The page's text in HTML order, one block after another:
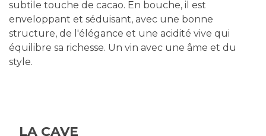
subtile touche de cacao. En bouche, il est
enveloppant et séduisant, avec une bonne
structure, de l'élégance et une acidité vive qui
équilibre sa richesse. Un vin avec une âme et du
style.
LA CAVE